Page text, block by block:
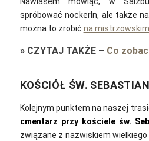
spróbować nockerln, ale także
można to zrobić na
» CZYTAJ TAKŻE– Co
KOŚCIÓŁ ŚW.
Kolejnym punktem na naszej
cmentarz przy kościele św.
związane z nazwiskiem